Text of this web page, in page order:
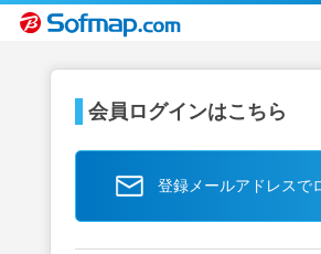
会員ログインはこちら
登録メールアドレスで